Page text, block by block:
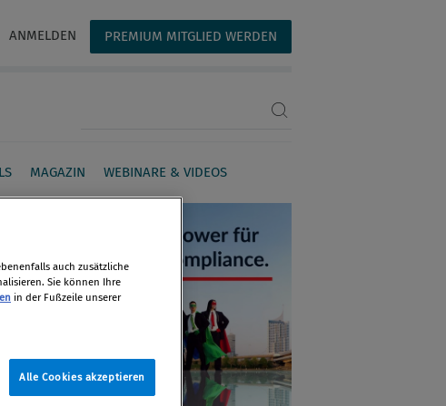
ANMELDEN PREMIUM MITGLIED WERDEN
MAGAZIN WEBINARE & VIDEOS
auch zusätzliche
Sie können Ihre
in der Fußzeile unserer
Alle Cookies akzeptieren